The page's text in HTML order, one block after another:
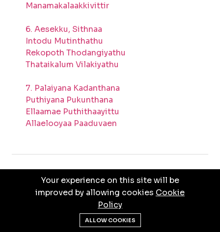
Manamakalaakkivittir
6. Aesekku, Sithnaa
Intodu Mutinthathu
Rekopoth Thodangiyathu
Thataikalum Vilakiyathu
7. Palaiyana Kadanthana
Puthiyana Pukunthana
Ellaamae Puthithaayittu
Allaelooyaa Paaduvaen
PRIVACY POLICYTERMS & CONDITIONS
© ALL RIGHTS RESERVED BYJEBATHOTTAM
Your experience on this site will be
improved by allowing cookies Cookie
Policy
ALLOW COOKIES